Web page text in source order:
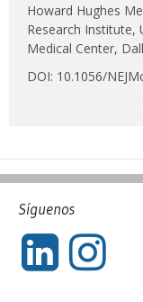
Howard Hughes
Research Institute,
Medical Center,
DOI: 10.1056/
Síguenos